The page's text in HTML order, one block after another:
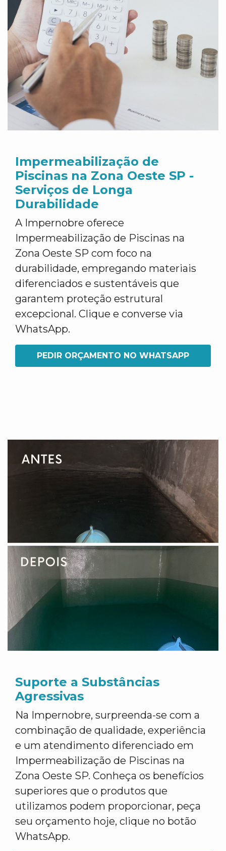
Impermeabilização de
Piscinas na Zona Oeste SP -
Serviços de Longa
Durabilidade
A Impernobre oferece
Impermeabilização de Piscinas na
Zona Oeste SP com foco na
durabilidade, empregando materiais
diferenciados e sustentáveis que
garantem proteção estrutural
excepcional. Clique e converse via
WhatsApp.
PEDIR ORÇAMENTO NO WHATSAPP
Suporte a Substâncias
Agressivas
Na Impernobre, surpreenda-se com a
combinação de qualidade, experiência
e um atendimento diferenciado em
Impermeabilização de Piscinas na
Zona Oeste SP. Conheça os benefícios
superiores que o produtos que
utilizamos podem proporcionar, peça
seu orçamento hoje, clique no botão
WhatsApp.